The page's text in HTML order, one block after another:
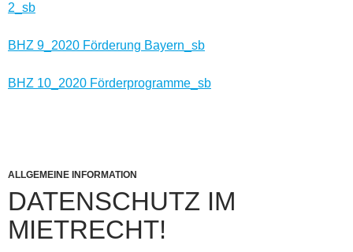
2_sb
BHZ 9_2020 Förderung Bayern_sb
BHZ 10_2020 Förderprogramme_sb
ALLGEMEINE INFORMATION
DATENSCHUTZ IM
MIETRECHT!